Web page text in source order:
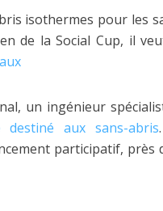
isothermes pour les
de la Social Cup, il
un ingénieur
aux sans-abris
participatif, près